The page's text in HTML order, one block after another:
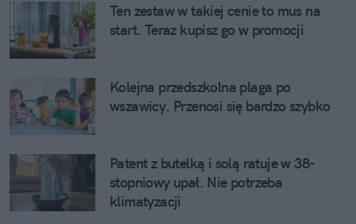
Ten zestaw w takiej cenie to mus na
start. Teraz kupisz go w promocji
Kolejna przedszkolna plaga po
wszawicy. Przenosi się bardzo szybko
Patent z butelką i solą ratuje w 38-
stopniowy upał. Nie potrzeba
klimatyzacji